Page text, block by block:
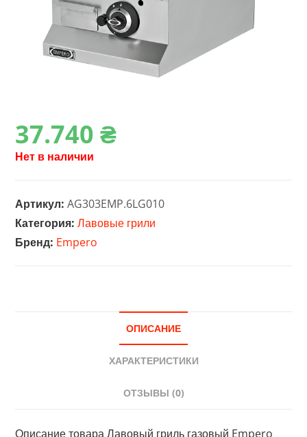
37.740₴
Нет в наличии
Артикул:AG303EMP.6LG010
Категория:Лавовые грили
Бренд: Empero
ОПИСАНИЕ
ХАРАКТЕРИСТИКИ
ОТЗЫВЫ (0)
Описание товара Лавовый гриль газовый Empero